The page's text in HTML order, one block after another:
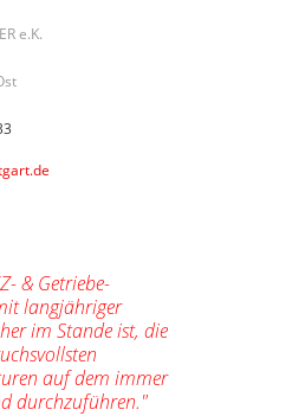
e.K.
& Getriebe-
langjähriger
im Stande ist, die
auf dem immer
durchzuführen."